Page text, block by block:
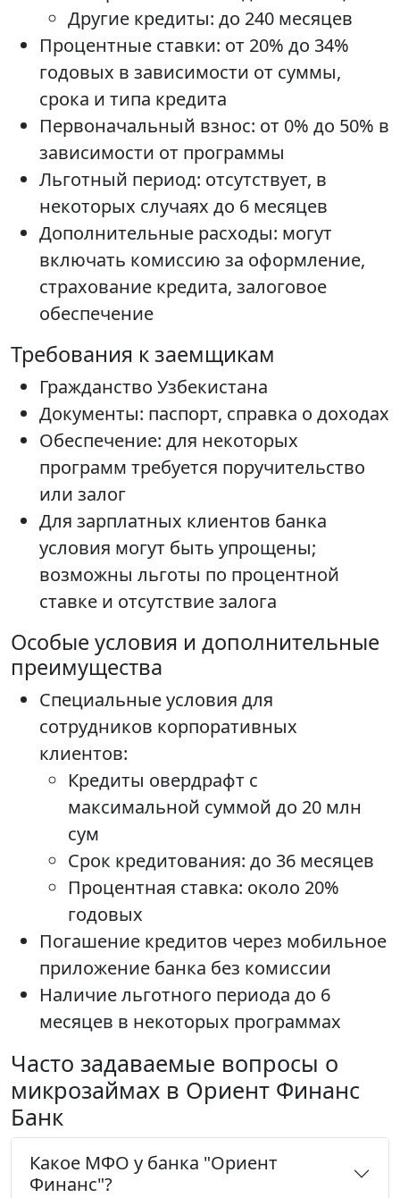
Другие кредиты: до 240 месяцев
Процентные ставки: от 20% до 34%
годовых в зависимости от суммы,
срока и типа кредита
Первоначальный взнос: от 0% до 50% в
зависимости от программы
Льготный период: отсутствует, в
некоторых случаях до 6 месяцев
Дополнительные расходы: могут
включать комиссию за оформление,
страхование кредита, залоговое
обеспечение
Требования к заемщикам
Гражданство Узбекистана
Документы: паспорт, справка о доходах
Обеспечение: для некоторых
программ требуется поручительство
или залог
Для зарплатных клиентов банка
условия могут быть упрощены;
возможны льготы по процентной
ставке и отсутствие залога
Особые условия и дополнительные
преимущества
Специальные условия для
сотрудников корпоративных
клиентов:
Кредиты овердрафт с
максимальной суммой до 20 млн
сум
Срок кредитования: до 36 месяцев
Процентная ставка: около 20%
годовых
Погашение кредитов через мобильное
приложение банка без комиссии
Наличие льготного периода до 6
месяцев в некоторых программах
Часто задаваемые вопросы о
микрозаймах в Ориент Финанс
Банк
Какое МФО у банка "Ориент
Финанс"?